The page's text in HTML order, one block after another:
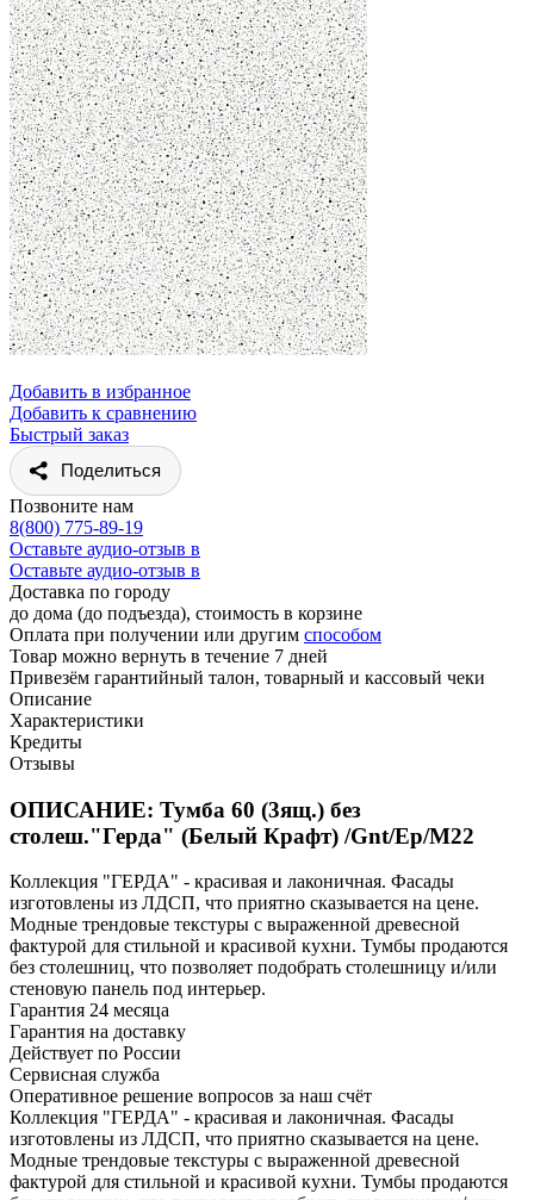
Добавить в избранное
Добавить к сравнению
Быстрый заказ
Поделиться
Позвоните нам
8(800) 775-89-19
Оставьте аудио-отзыв в
Оставьте аудио-отзыв в
Доставка по городу
до дома (до подъезда), стоимость в корзине
Оплата при получении или другим способом
Товар можно вернуть в течение 7 дней
Привезём гарантийный талон, товарный и кассовый чеки
Описание
Характеристики
Кредиты
Отзывы
ОПИСАНИЕ: Тумба 60 (3ящ.) без
столеш."Герда" (Белый Крафт) /Gnt/Ep/М22
Коллекция "ГЕРДА" - красивая и лаконичная. Фасады
изготовлены из ЛДСП, что приятно сказывается на цене.
Модные трендовые текстуры с выраженной древесной
фактурой для стильной и красивой кухни. Тумбы продаются
без столешниц, что позволяет подобрать столешницу и/или
стеновую панель под интерьер.
Гарантия 24 месяца
Гарантия на доставку
Действует по России
Сервисная служба
Оперативное решение вопросов за наш счёт
Коллекция "ГЕРДА" - красивая и лаконичная. Фасады
изготовлены из ЛДСП, что приятно сказывается на цене.
Модные трендовые текстуры с выраженной древесной
фактурой для стильной и красивой кухни. Тумбы продаются